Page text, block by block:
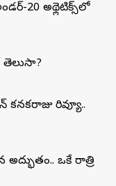
20 అథ్లెటిక్స్‌లో
తెలుసా?
కనకరాజు రివ్యూ..
అద్భుతం.. ఒకే రాత్రి